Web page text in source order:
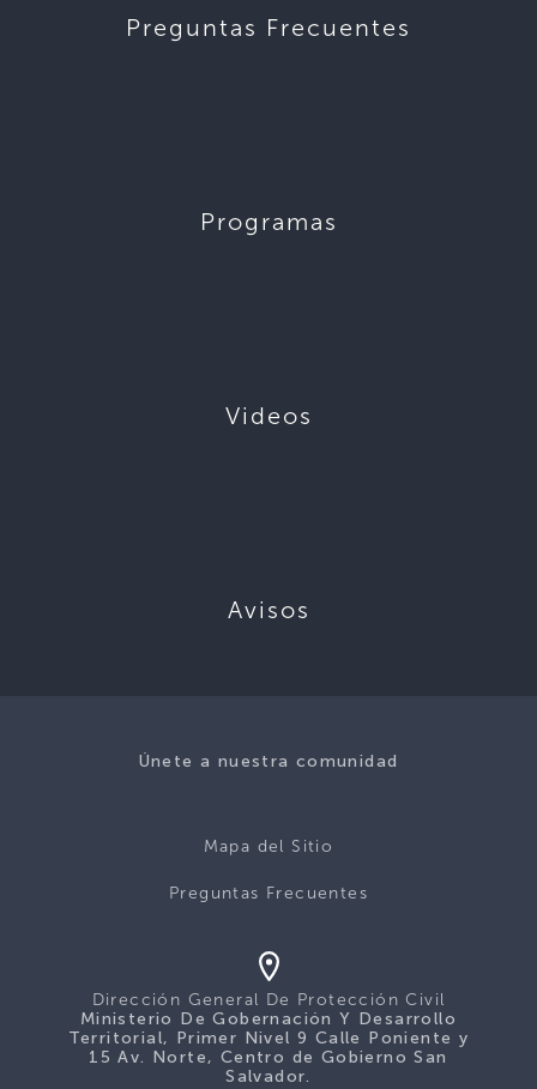
Preguntas Frecuentes
Programas
Videos
Avisos
Únete a nuestra comunidad
Mapa del Sitio
Preguntas Frecuentes
Dirección General De Protección Civil
Ministerio De Gobernación Y Desarrollo
Territorial, Primer Nivel 9 Calle Poniente y
15 Av. Norte, Centro de Gobierno San
Salvador.